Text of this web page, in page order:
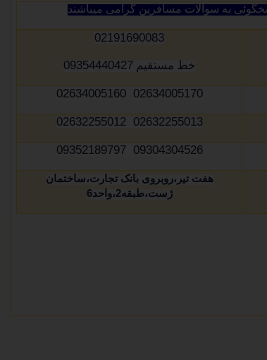
به سوالات مسافرین گرامی میباشند
02191690083
خط مستقیم09354440427
02634005170 02634005160
02632255013 02632255012
09304304526 09352189797
هفت تیر،روبروی بانک تجارت،ساختمان
ژست،طبقه2،واحد6